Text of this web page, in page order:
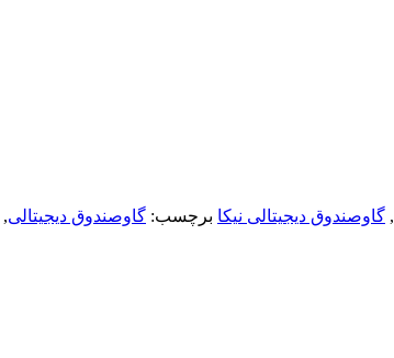
, گاوصندوق دیجیتالی نیکا برچسب: گاوصندوق دیجیتالی,